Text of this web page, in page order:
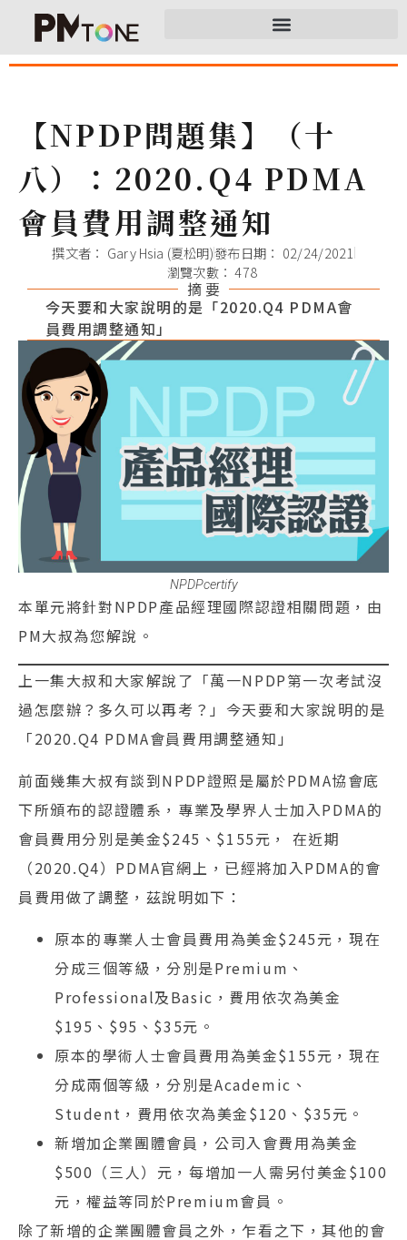
【NPDP問題集】（十
八）：2020.Q4 PDMA
會員費用調整通知
撰文者： Gary Hsia (夏松明)發布日期： 02/24/2021
瀏覽次數： 478
摘 要
今天要和大家說明的是「2020.Q4 PDMA會
員費用調整通知」
NPDPcertify
本單元將針對NPDP產品經理國際認證相關問題，由
PM大叔為您解說。
上一集大叔和大家解說了「萬一NPDP第一次考試沒
過怎麼辦？多久可以再考？」今天要和大家說明的是
「2020.Q4 PDMA會員費用調整通知」
前面幾集大叔有談到NPDP證照是屬於PDMA協會底
下所頒布的認證體系，專業及學界人士加入PDMA的
會員費用分別是美金$245、$155元， 在近期
（2020.Q4）PDMA官網上，已經將加入PDMA的會
員費用做了調整，茲說明如下：
原本的專業人士會員費用為美金$245元，現在
分成三個等級，分別是Premium、
Professional及Basic，費用依次為美金
$195、$95、$35元。
原本的學術人士會員費用為美金$155元，現在
分成兩個等級，分別是Academic、
Student，費用依次為美金$120、$35元。
新增加企業團體會員，公司入會費用為美金
$500（三人）元，每增加一人需另付美金$100
元，權益等同於Premium會員。
除了新增的企業團體會員之外，乍看之下，其他的會